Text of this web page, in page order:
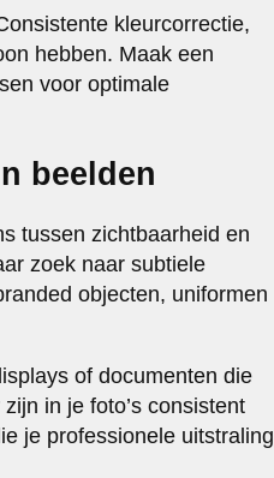
kleurcorrectie,
hebben. Maak een
voor optimale
beelden
tussen zichtbaarheid en
zoek naar subtiele
objecten, uniformen
of documenten die
in je foto’s consistent
je professionele uitstraling